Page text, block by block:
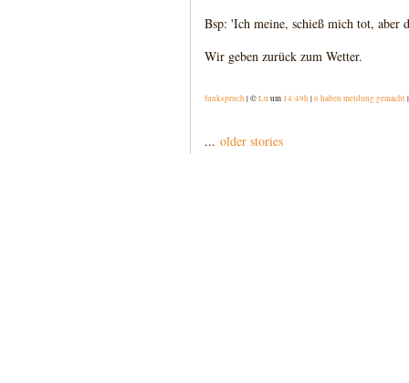
Bsp: 'Ich meine, schieß mich tot, aber
Wir geben zurück zum Wetter.
funkspruch | ©Lu um 14:49h |6 haben meldung gemacht
... older stories